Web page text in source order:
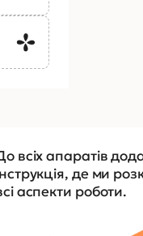
всіх апаратів
де ми
аспекти роботи.